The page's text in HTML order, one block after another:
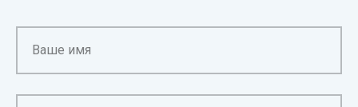
Ваше имя